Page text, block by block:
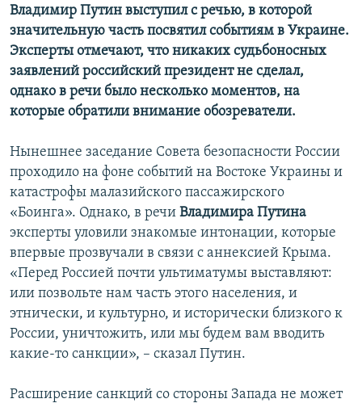
Владимир Путин выступил с речью, в которой
значительную часть посвятил событиям в Украине.
Эксперты отмечают, что никаких судьбоносных
заявлений российский президент не сделал,
однако в речи было несколько моментов, на
которые обратили внимание обозреватели.
Нынешнее заседание Совета безопасности России
проходило на фоне событий на Востоке Украины и
катастрофы малазийского пассажирского
«Боинга». Однако, в речи Владимира Путина
эксперты уловили знакомые интонации, которые
впервые прозвучали в связи с аннексией Крыма.
«Перед Россией почти ультиматумы выставляют:
или позвольте нам часть этого населения, и
этнически, и культурно, и исторически близкого к
России, уничтожить, или мы будем вам вводить
какие-то санкции», – сказал Путин.
Расширение санкций со стороны Запада не может